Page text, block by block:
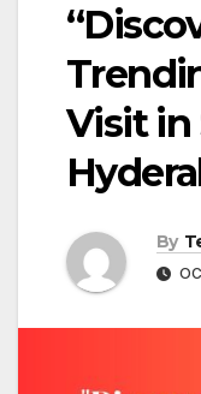
Visit in
By